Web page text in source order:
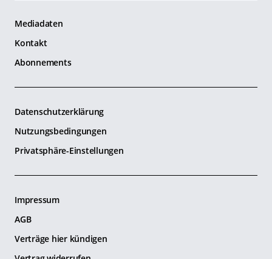
Mediadaten
Kontakt
Abonnements
Datenschutzerklärung
Nutzungsbedingungen
Privatsphäre-Einstellungen
Impressum
AGB
Verträge hier kündigen